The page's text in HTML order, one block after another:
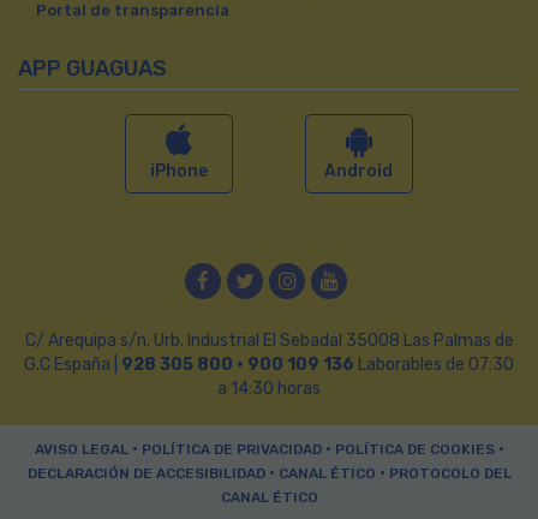
Portal de transparencia
APP GUAGUAS
iPhone Android
FacebookTwitterInstagram
YouTube
C/ Arequipa s/n. Urb. Industrial El Sebadal 35008 Las Palmas de
G.C España | 928 305 800 · 900 109 136 Laborables de 07:30
a 14:30 horas
AVISO LEGAL• POLÍTICA DE PRIVACIDAD• POLÍTICA DE COOKIES•
DECLARACIÓN DE ACCESIBILIDAD• CANAL ÉTICO • PROTOCOLO DEL
CANAL ÉTICO